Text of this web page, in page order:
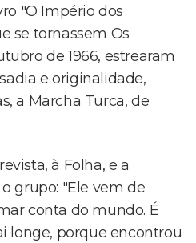
"O Império dos
se tornassem Os
de 1966, estrearam
e originalidade,
a Marcha Turca, de
à Folha, e a
grupo: "Ele vem de
conta do mundo. É
longe, porque encontrou